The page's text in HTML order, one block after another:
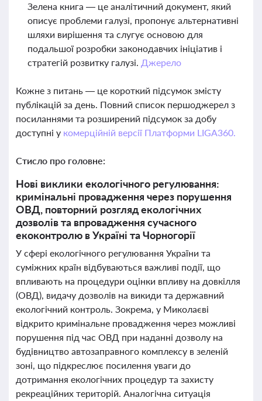
Зелена книга — це аналітичний документ, який
описує проблеми галузі, пропонує альтернативні
шляхи вирішення та слугує основою для
подальшої розробки законодавчих ініціатив і
стратегій розвитку галузі. Джерело
Кожне з питань — це короткий підсумок змісту
публікацій за день. Повний список першоджерел з
посиланнями та розширений підсумок за добу
доступні у комерційній версії Платформи LIGA360.
Стисло про головне:
Нові виклики екологічного регулювання:
кримінальні провадження через порушення
ОВД, повторний розгляд екологічних
дозволів та впровадження сучасного
екоконтролю в Україні та Чорногорії
У сфері екологічного регулювання України та
суміжних країн відбуваються важливі події, що
впливають на процедури оцінки впливу на довкілля
(ОВД), видачу дозволів на викиди та державний
екологічний контроль. Зокрема, у Миколаєві
відкрито кримінальне провадження через можливі
порушення під час ОВД при наданні дозволу на
будівництво автозаправного комплексу в зеленій
зоні, що підкреслює посилення уваги до
дотримання екологічних процедур та захисту
рекреаційних територій. Аналогічна ситуація